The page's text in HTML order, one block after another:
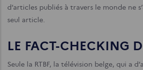
d’articles publiés à travers le monde ne
seul article.
LE FACT-CHECKING
Seule la RTBF, la télévision belge, qui a